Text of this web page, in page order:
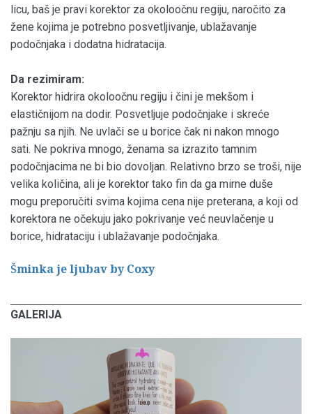
licu, baš je pravi korektor za okoloočnu regiju, naročito za
žene kojima je potrebno posvetljivanje, ublažavanje
podočnjaka i dodatna hidratacija.
Da rezimiram:
Korektor hidrira okoloočnu regiju i čini je mekšom i
elastičnijom na dodir. Posvetljuje podočnjake i skreće
pažnju sa njih. Ne uvlači se u borice čak ni nakon mnogo
sati. Ne pokriva mnogo, ženama sa izrazito tamnim
podočnjacima ne bi bio dovoljan. Relativno brzo se troši, nije
velika količina, ali je korektor tako fin da ga mirne duše
mogu preporučiti svima kojima cena nije preterana, a koji od
korektora ne očekuju jako pokrivanje već neuvlačenje u
borice, hidrataciju i ublažavanje podočnjaka.
Šminka je ljubav by Coxy
GALERIJA